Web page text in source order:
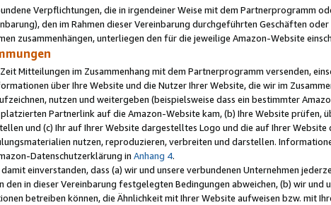
Verpflichtungen, die in irgendeiner Weise mit dem Partnerprogramm
den im Rahmen dieser Vereinbarung durchgeführten Geschäften
zusammenhängen, unterliegen den für die jeweilige Amazon-Website
Mitteilungen im Zusammenhang mit dem Partnerprogramm versenden,
über Ihre Website und die Nutzer Ihrer Website, die wir im
nutzen und weitergeben (beispielsweise dass ein bestimmter
Partnerlink auf die Amazon-Website kam, (b) Ihre Website prüfen,
und (c) Ihr auf Ihrer Website dargestelltes Logo und die auf Ihrer
nutzen, reproduzieren, verbreiten und darstellen.
Datenschutzerklärung in Anhang 4.
einverstanden, dass (a) wir und unsere verbundenen Unternehmen
den in dieser Vereinbarung festgelegten Bedingungen abweichen, (b) wir
betreiben können, die Ähnlichkeit mit Ihrer Website aufweisen bzw. mit